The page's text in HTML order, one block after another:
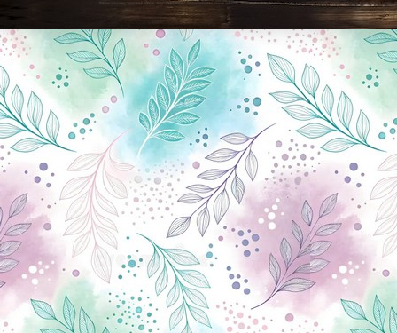
Новини Чернігова, Чернігівські новини, Чернігівський формат, новини Чернігова, події в Чернігові: політика, економіка, аналітика, культура, відеоновини, екологія, спортивний Чернігів, туризм, Чернігів